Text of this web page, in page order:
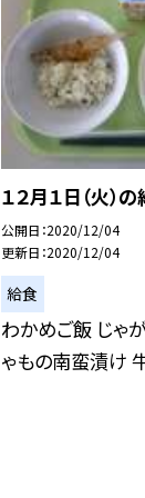
１２月１日（火）
公開日 2020/12/04
更新日 2020/12/04
給食
わかめご飯 じゃ
ゃもの南蛮漬け